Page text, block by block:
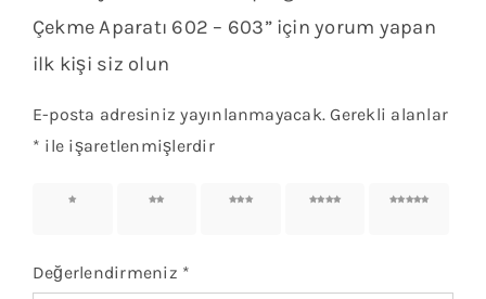
Çekme Aparatı 602 – 603” için yorum yapan
ilk kişi siz olun
E-posta adresiniz yayınlanmayacak. Gerekli alanlar
* ile işaretlenmişlerdir
2/5
3/5
4/5
5/5
Değerlendirmeniz *